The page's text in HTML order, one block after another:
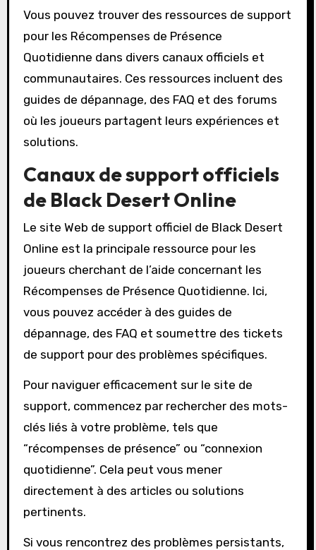
Vous pouvez trouver des ressources de support
pour les Récompenses de Présence
Quotidienne dans divers canaux officiels et
communautaires. Ces ressources incluent des
guides de dépannage, des FAQ et des forums
où les joueurs partagent leurs expériences et
solutions.
Canaux de support officiels
de Black Desert Online
Le site Web de support officiel de Black Desert
Online est la principale ressource pour les
joueurs cherchant de l’aide concernant les
Récompenses de Présence Quotidienne. Ici,
vous pouvez accéder à des guides de
dépannage, des FAQ et soumettre des tickets
de support pour des problèmes spécifiques.
Pour naviguer efficacement sur le site de
support, commencez par rechercher des mots-
clés liés à votre problème, tels que
“récompenses de présence” ou “connexion
quotidienne”. Cela peut vous mener
directement à des articles ou solutions
pertinents.
Si vous rencontrez des problèmes persistants,